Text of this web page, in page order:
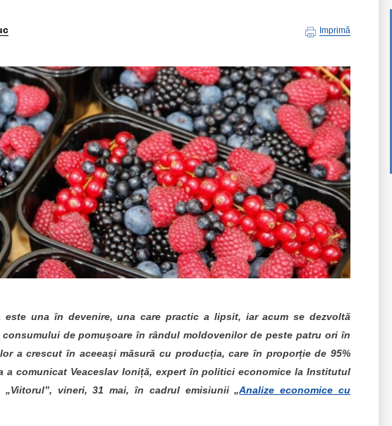
Imprimă
este una în devenire, una care practic a lipsit, iar acum se dezvoltă
de pomușoare în rândul moldovenilor de peste patru ori în
a crescut în aceeași măsură cu producția, care în proporție de 95%
a comunicat Veaceslav Ioniță, expert în politici economice la Institutul
vineri, 31 mai, în cadrul emisiunii „Analize economice cu